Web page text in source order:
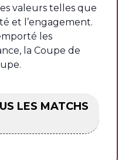
valeurs telles que
et l’engagement.
les
la Coupe de
LES MATCHS